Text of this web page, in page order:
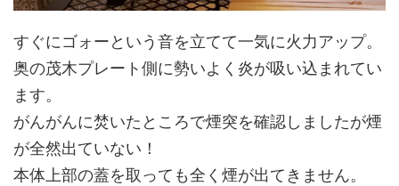
すぐにゴォーという音を立てて一気に火力アップ。
奥の茂木プレート側に勢いよく炎が吸い込まれてい
ます。
がんがんに焚いたところで煙突を確認しましたが煙
が全然出ていない！
本体上部の蓋を取っても全く煙が出てきません。